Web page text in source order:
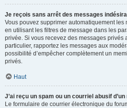
Je reçois sans arrêt des messages
Vous pouvez supprimer automatiquement les
en utilisant les filtres de message dans les
privée. Si vous recevez des messages privés
particulier, rapportez les messages aux
possibilité d’empêcher complètement un
privés.
Haut
J’ai reçu un spam ou un courriel abusif
Le formulaire de courrier électronique du